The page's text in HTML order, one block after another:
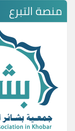
منصة التبرع